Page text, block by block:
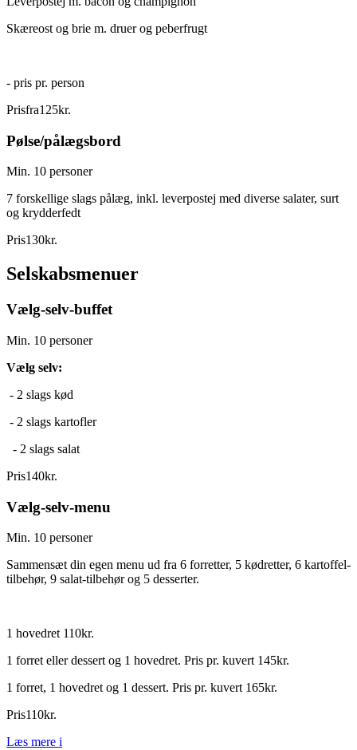
Skæreost og brie m. druer og peberfrugt
- pris pr. person
Prisfra125kr.
Pølse/pålægsbord
Min. 10 personer
7 forskellige slags pålæg, inkl. leverpostej med diverse salater, surt
og krydderfedt
Pris130kr.
Selskabsmenuer
Vælg-selv-buffet
Min. 10 personer
Vælg selv:
- 2 slags kød
- 2 slags kartofler
- 2 slags salat
Pris140kr.
Vælg-selv-menu
Min. 10 personer
Sammensæt din egen menu ud fra 6 forretter, 5 kødretter, 6 kartoffel-
tilbehør, 9 salat-tilbehør og 5 desserter.
1 hovedret 110kr.
1 forret eller dessert og 1 hovedret. Pris pr. kuvert 145kr.
1 forret, 1 hovedret og 1 dessert. Pris pr. kuvert 165kr.
Pris110kr.
Læs mere i